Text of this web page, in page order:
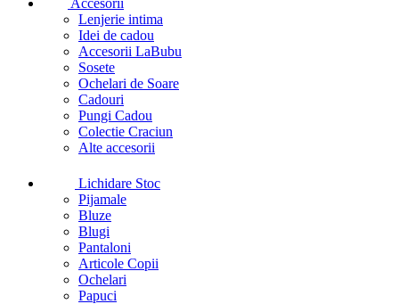
Accesorii
Lenjerie intima
Idei de cadou
Accesorii LaBubu
Sosete
Ochelari de Soare
Cadouri
Pungi Cadou
Colectie Craciun
Alte accesorii
Lichidare Stoc
Pijamale
Bluze
Blugi
Pantaloni
Articole Copii
Ochelari
Papuci